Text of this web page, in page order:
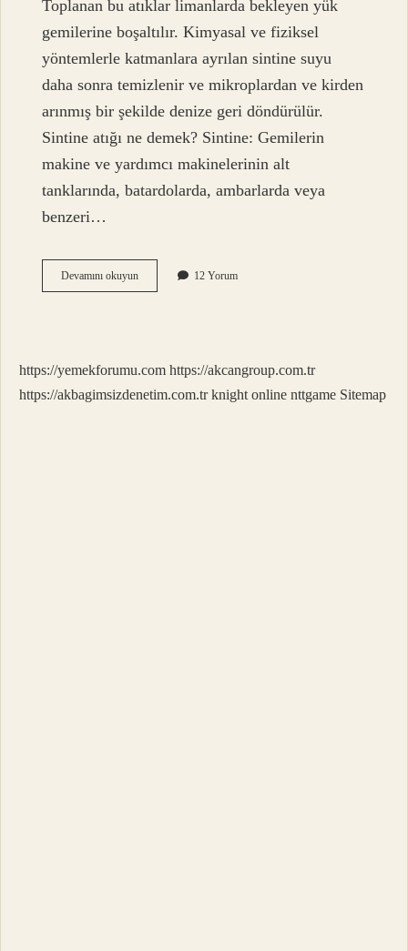
Toplanan bu atıklar limanlarda bekleyen yük
gemilerine boşaltılır. Kimyasal ve fiziksel
yöntemlerle katmanlara ayrılan sintine suyu
daha sonra temizlenir ve mikroplardan ve kirden
arınmış bir şekilde denize geri döndürülür.
Sintine atığı ne demek? Sintine: Gemilerin
makine ve yardımcı makinelerinin alt
tanklarında, batardolarda, ambarlarda veya
benzeri…
Devamını okuyunSintine
Tankı
12 Yorum
https://yemekforumu.com https://akcangroup.com.tr
https://akbagimsizdenetim.com.tr knight online nttgame Sitemap